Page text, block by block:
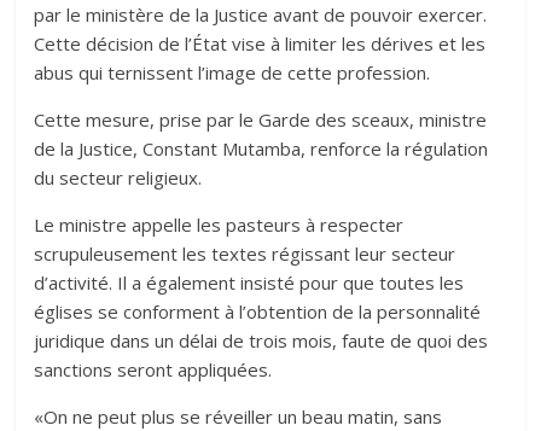
par le ministère de la Justice avant de pouvoir exercer.
Cette décision de l’État vise à limiter les dérives et les
abus qui ternissent l’image de cette profession.
Cette mesure, prise par le Garde des sceaux, ministre
de la Justice, Constant Mutamba, renforce la régulation
du secteur religieux.
Le ministre appelle les pasteurs à respecter
scrupuleusement les textes régissant leur secteur
d’activité. Il a également insisté pour que toutes les
églises se conforment à l’obtention de la personnalité
juridique dans un délai de trois mois, faute de quoi des
sanctions seront appliquées.
«On ne peut plus se réveiller un beau matin, sans